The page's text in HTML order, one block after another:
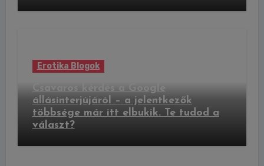
Erotika Blogok
Csavaros kérdés a Google
állásinterjújáról – a jelentkezők
többsége már itt elbukik. Te tudod a
választ?